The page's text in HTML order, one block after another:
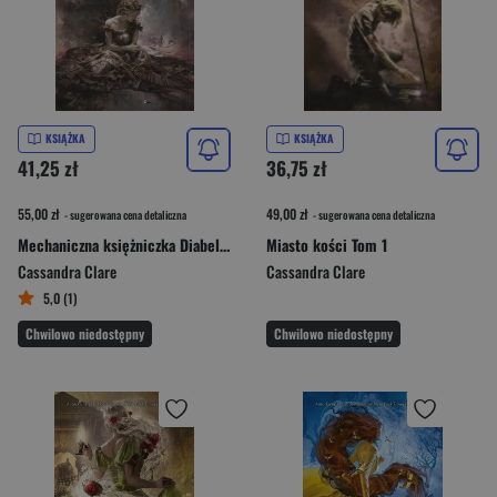
KSIĄŻKA
41,25 zł
55,00 zł - sugerowana cena detaliczna
Mechaniczna księżniczka Diabelskie maszyny Tom 3
Cassandra Clare
5,0 (1)
Chwilowo niedostępny
KSIĄŻKA
36,75 zł
49,00 zł - sugerowana cena detaliczna
Miasto kości Tom 1
Cassandra Clare
Chwilowo niedostępny